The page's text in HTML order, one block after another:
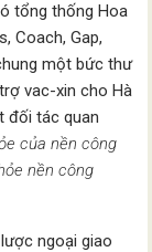
tổng thống Hoa
Coach, Gap,
một bức thư
vac-xin cho Hà
đối tác quan
của nền công
nền công
ngoại giao